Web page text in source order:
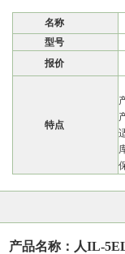
名称
型号
报价
特点
产品名称： 人IL-